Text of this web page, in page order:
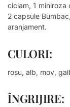
ciclam, 1 miniroza
2 capsule
aranjament.
CULORI:
roșu, alb, mov,
ÎNGRIJIRE: